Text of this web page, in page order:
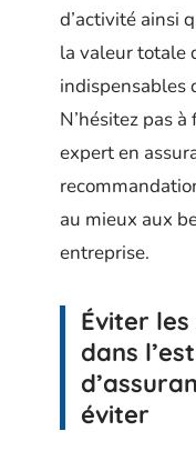
d’activité ainsi
la valeur totale
indispensables
N’hésitez pas
expert en
au mieux aux
entreprise.
Éviter
dans
éviter